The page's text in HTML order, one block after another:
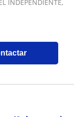
INDEPENDIENTE,